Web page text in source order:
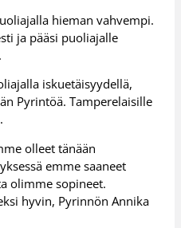
hieman vahvempi.
ja pääsi puoliajalle
iskuetäisyydellä,
Pyrintöä. Tamperelaisille
olleet tänään
emme saaneet
olimme sopineet.
hyvin, Pyrinnön Annika